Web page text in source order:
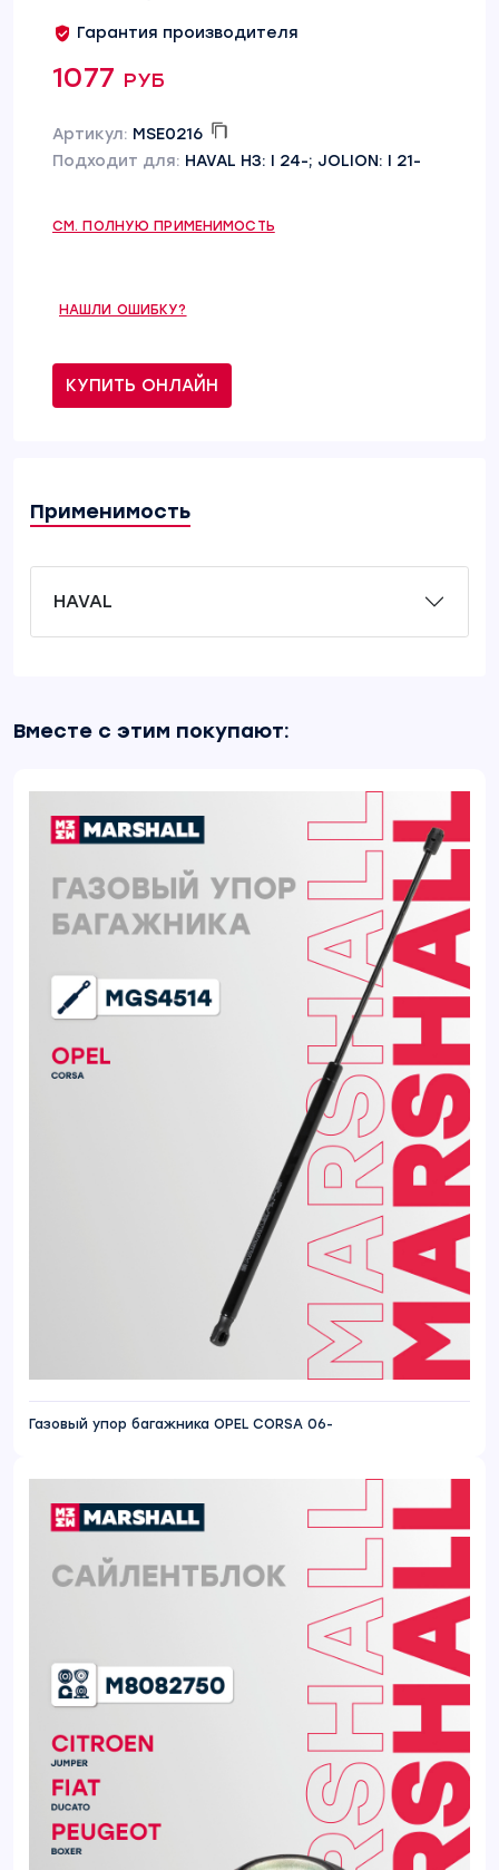
Гарантия производителя
1077 руб
Артикул: MSE0216
Подходит для: HAVAL H3: I 24-; JOLION: I 21-
СМ. ПОЛНУЮ ПРИМЕНИМОСТЬ
НАШЛИ ОШИБКУ?
КУПИТЬ ОНЛАЙН
Применимость
HAVAL
Вместе с этим покупают:
Газовый упор багажника OPEL CORSA 06-